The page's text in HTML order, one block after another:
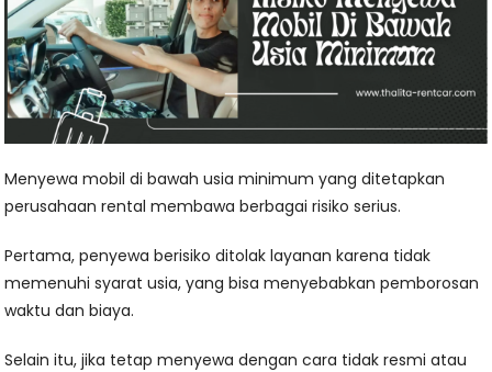
Menyewa mobil di bawah usia minimum yang ditetapkan
perusahaan rental membawa berbagai risiko serius.
Pertama, penyewa berisiko ditolak layanan karena tidak
memenuhi syarat usia, yang bisa menyebabkan pemborosan
waktu dan biaya.
Selain itu, jika tetap menyewa dengan cara tidak resmi atau